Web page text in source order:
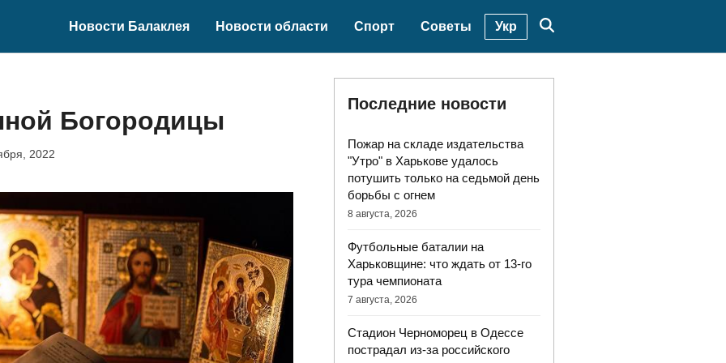
Новости Балаклея Новости области Спорт Советы Укр
Богородицы
2022
Последние новости
Пожар на складе издательства
"Утро" в Харькове удалось
потушить только на седьмой день
борьбы с огнем
8 августа, 2026
Футбольные баталии на
Харьковщине: что ждать от 13-го
тура чемпионата
7 августа, 2026
Стадион Черноморец в Одессе
пострадал из-за российского